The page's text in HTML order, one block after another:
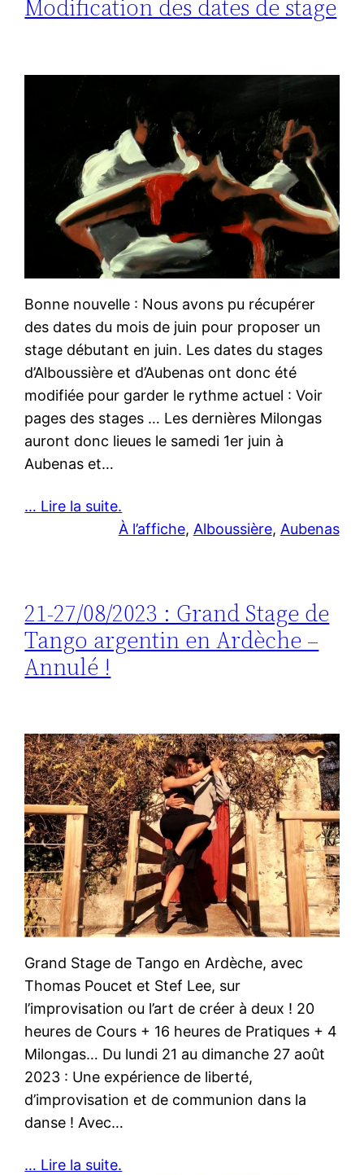
Modification des dates de stage
Bonne nouvelle : Nous avons pu récupérer
des dates du mois de juin pour proposer un
stage débutant en juin. Les dates du stages
d’Alboussière et d’Aubenas ont donc été
modifiée pour garder le rythme actuel : Voir
pages des stages … Les dernières Milongas
auront donc lieues le samedi 1er juin à
Aubenas et…
… Lire la suite.
À l’affiche, Alboussière, Aubenas
21-27/08/2023 : Grand Stage de
Tango argentin en Ardèche –
Annulé !
Grand Stage de Tango en Ardèche, avec
Thomas Poucet et Stef Lee, sur
l’improvisation ou l’art de créer à deux ! 20
heures de Cours + 16 heures de Pratiques + 4
Milongas… Du lundi 21 au dimanche 27 août
2023 : Une expérience de liberté,
d’improvisation et de communion dans la
danse ! Avec…
… Lire la suite.